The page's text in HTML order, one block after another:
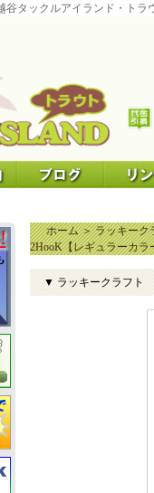
タックルアイランド・トラ
ホーム＞ラッキーク
2HooK【レギュラーカラ
▼ ラッキークラフト